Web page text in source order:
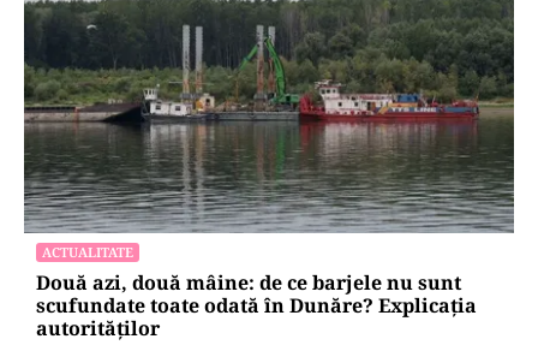
ACTUALITATE
Două azi, două mâine: de ce barjele nu sunt
scufundate toate odată în Dunăre? Explicația
autorităților